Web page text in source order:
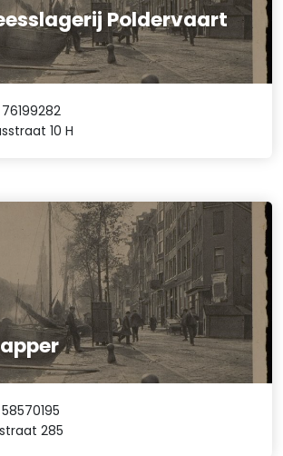
Poldervaart
76199282
10 H
58570195
285